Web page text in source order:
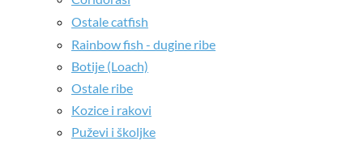
Ostale catfish
Rainbow fish - dugine ribe
Botije (Loach)
Ostale ribe
Kozice i rakovi
Puževi i školjke